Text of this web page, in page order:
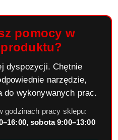
pomocy w
dyspozycji. Chętnie
narzędzie,
do wykonywanych prac.
godzinach pracy sklepu:
sobota 9:00–13:00